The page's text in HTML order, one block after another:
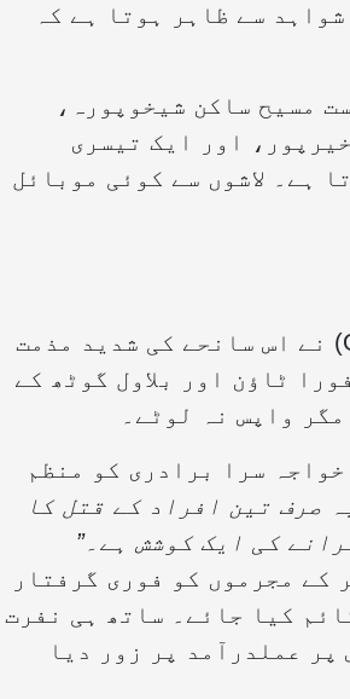
سے ظاہر ہوتا ہے کہ
مسیح ساکن شیخوپورہ،
اور ایک تیسری
ہے۔ لاشوں سے کوئی موبائل
خواجہ سرا حقوق کی تنظیم "جینڈر انٹرایکٹو الائنس” (GIA) نے اس سانحے کی شدید مذمت
ٹاؤن اور بلاول گوٹھ کے
واپس نہ لوٹے۔
سرا برادری کو منظم
صرف تین افراد کے قتل کا
کی ایک کوشش ہے۔”
کے مجرموں کو فوری گرفتار
کیا جائے۔ ساتھ ہی نفرت
عملدرآمد پر زور دیا